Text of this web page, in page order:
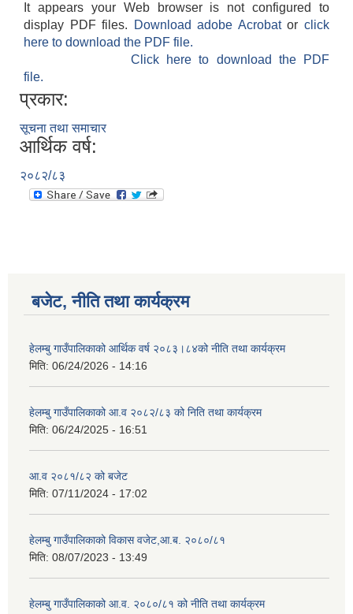
It appears your Web browser is not configured to
display PDF files.
Download adobe Acrobatorclick
here to download the PDF file.
Click here to download the PDF
file.
प्रकार:
सूचना तथा समाचार
आर्थिक वर्ष:
२०८२/८३
बजेट, नीति तथा कार्यक्रम
हेलम्बु गाउँपालिकाको आर्थिक वर्ष २०८३।८४को नीति तथा कार्यक्रम
मिति: 06/24/2026 - 14:16
हेलम्बु गाउँपालिकाको आ.व २०८२/८३ को निति तथा कार्यक्रम
मिति: 06/24/2025 - 16:51
आ.व २०८१/८२ को बजेट
मिति: 07/11/2024 - 17:02
हेलम्बु गाउँपालिकाको विकास वजेट,आ.ब. २०८०/८१
मिति: 08/07/2023 - 13:49
हेलम्बु गाउँपालिकाको आ.व. २०८०/८१ को नीति तथा कार्यक्रम